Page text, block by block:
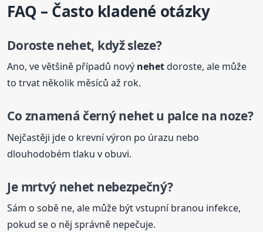
FAQ – Často kladené otázky
Dorostenehet, když sleze?
Ano, ve většině případů nový nehetdoroste, ale může
to trvat několik měsíců až rok.
Co znamená černýnehetu palce na noze?
Nejčastěji jde o krevní výron po úrazu nebo
dlouhodobém tlaku v obuvi.
Je mrtvý nehet nebezpečný?
Sám o sobě ne, ale může být vstupní branou infekce,
pokud se o něj správně nepečuje.